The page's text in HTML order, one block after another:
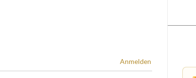
Anmelden